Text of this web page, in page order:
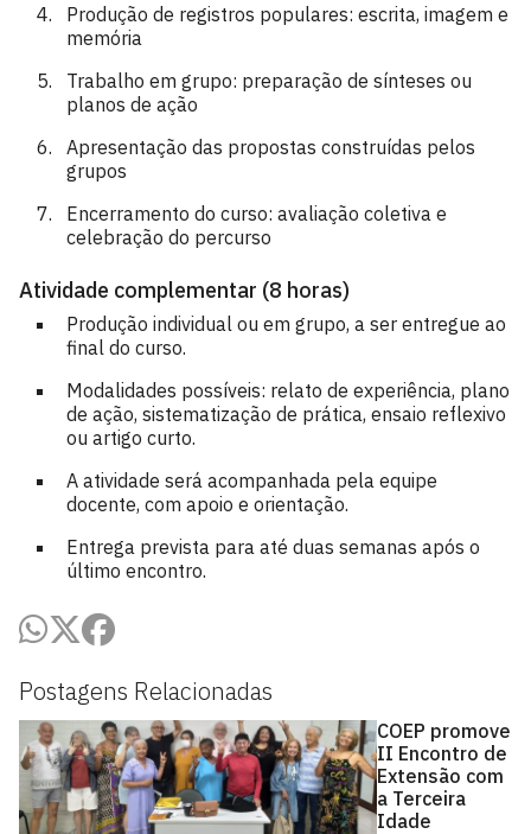
Postagens Relacionadas
COEP promove
II Encontro de
Extensão com
a Terceira
Idade
Produção de registros populares: escrita, imagem e
memória
Trabalho em grupo: preparação de sínteses ou
planos de ação
Apresentação das propostas construídas pelos
grupos
Encerramento do curso: avaliação coletiva e
celebração do percurso
Atividade complementar (8 horas)
Produção individual ou em grupo, a ser entregue ao
final do curso.
Modalidades possíveis: relato de experiência, plano
de ação, sistematização de prática, ensaio reflexivo
ou artigo curto.
A atividade será acompanhada pela equipe
docente, com apoio e orientação.
Entrega prevista para até duas semanas após o
último encontro.